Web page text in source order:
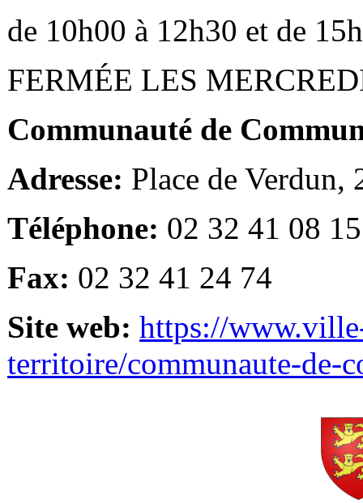
de 10h00 à 12h30 et de
FERMÉE LES
Communauté de
Adresse: Place de Verdun,
Téléphone: 02 32 41 08 15
Fax: 02 32 41 24 74
Site web: https://
territoire/communaute-de-